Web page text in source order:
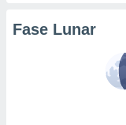
en
Fase Lunar